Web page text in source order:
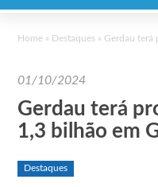
Home » Destaques » Gerdau terá
01/10/2024
Gerdau terá
1,3 bilhão em
Destaques